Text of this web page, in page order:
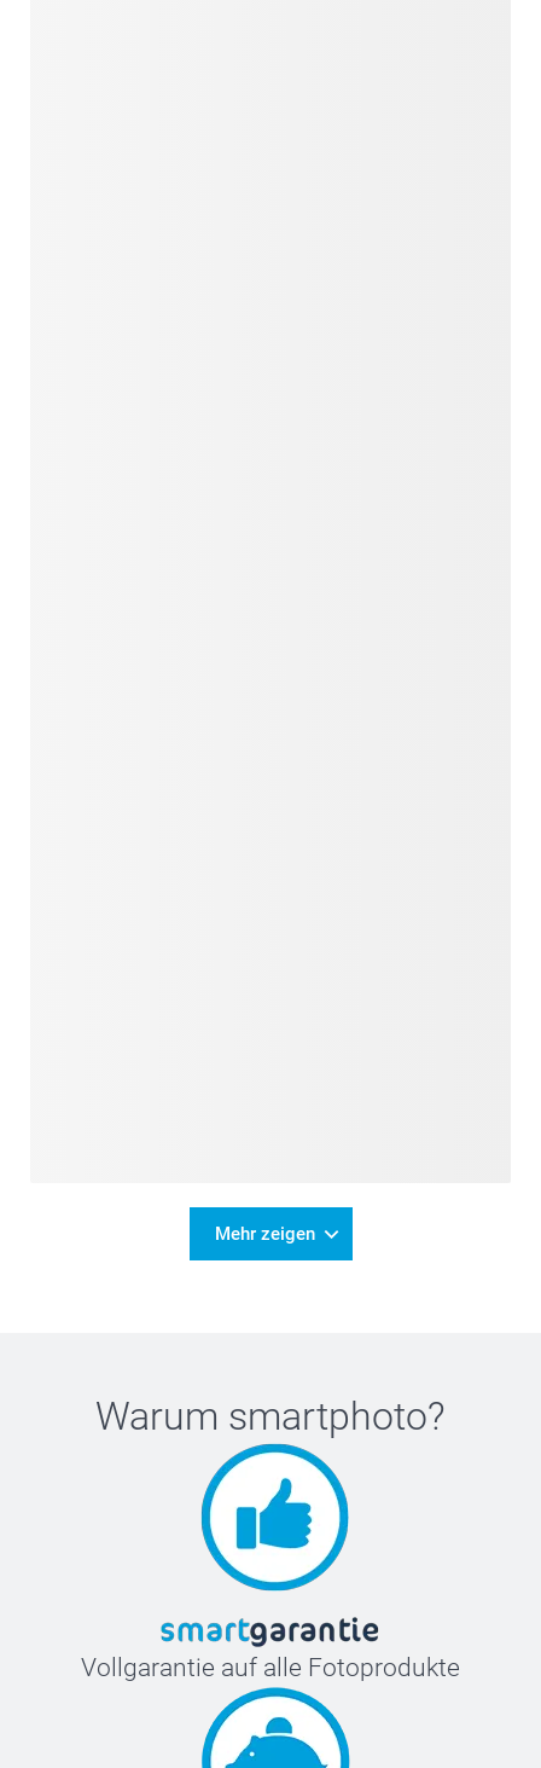
Mehr zeigen
Warum smartphoto?
Vollgarantie auf alle Fotoprodukte